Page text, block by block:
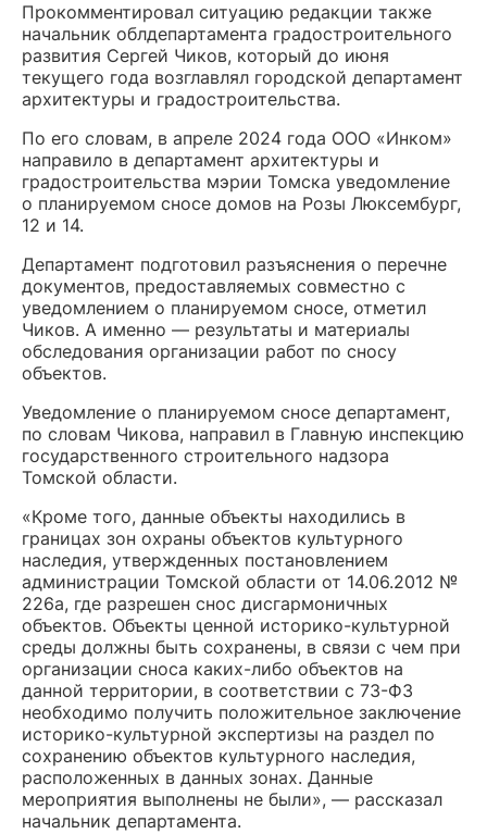
Прокомментировал ситуацию редакции также
начальник облдепартамента градостроительного
развития Сергей Чиков, который до июня
текущего года возглавлял городской департамент
архитектуры и градостроительства.
По его словам, в апреле 2024 года ООО «Инком»
направило в департамент архитектуры и
градостроительства мэрии Томска уведомление
о планируемом сносе домов на Розы Люксембург,
12 и 14.
Департамент подготовил разъяснения о перечне
документов, предоставляемых совместно с
уведомлением о планируемом сносе, отметил
Чиков. А именно — результаты и материалы
обследования организации работ по сносу
объектов.
Уведомление о планируемом сносе департамент,
по словам Чикова, направил в Главную инспекцию
государственного строительного надзора
Томской области.
«Кроме того, данные объекты находились в
границах зон охраны объектов культурного
наследия, утвержденных постановлением
администрации Томской области от 14.06.2012 №
226а, где разрешен снос дисгармоничных
объектов. Объекты ценной историко-культурной
среды должны быть сохранены, в связи с чем при
организации сноса каких-либо объектов на
данной территории, в соответствии с 73-ФЗ
необходимо получить положительное заключение
историко-культурной экспертизы на раздел по
сохранению объектов культурного наследия,
расположенных в данных зонах. Данные
мероприятия выполнены не были», — рассказал
начальник департамента.